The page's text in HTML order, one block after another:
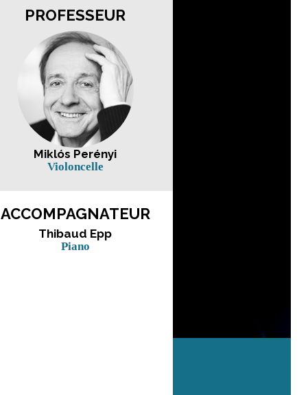
PROFESSEUR
Miklós Perényi
Violoncelle
ACCOMPAGNATEUR
Thibaud Epp
Piano